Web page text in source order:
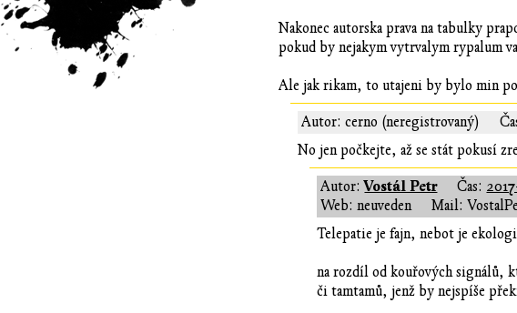
Nakonec autorska prava na tabulky
pokud by nejakym vytrvalym rypalum
Ale jak rikam, to utajeni by bylo min
Autor: cerno (neregistrovaný)
No jen počkejte, až se stát pokusí
Autor:Vostál Petr Čas:
Web: neuveden
Mail:
Telepatie je fajn, nebot je
na rozdíl od kouřových signálů,
či tamtamů, jenž by nejspíše